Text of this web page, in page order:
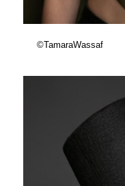
©TamaraWassaf